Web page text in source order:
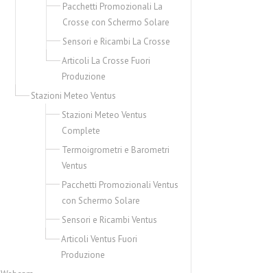
Pacchetti Promozionali La
Crosse con Schermo Solare
Sensori e Ricambi La Crosse
Articoli La Crosse Fuori
Produzione
Stazioni Meteo Ventus
Stazioni Meteo Ventus
Complete
Termoigrometri e Barometri
Ventus
Pacchetti Promozionali Ventus
con Schermo Solare
Sensori e Ricambi Ventus
Articoli Ventus Fuori
Produzione